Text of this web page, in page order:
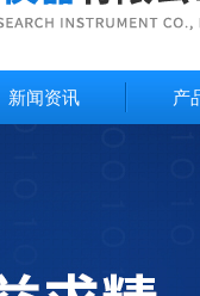
新闻资讯 产